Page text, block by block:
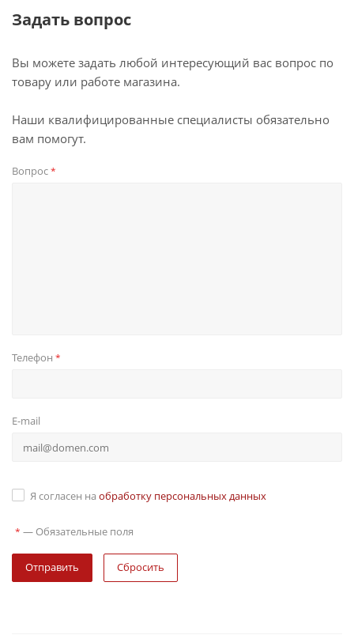
Задать вопрос
Вы можете задать любой интересующий вас вопрос по
товару или работе магазина.
Наши квалифицированные специалисты обязательно
вам помогут.
Вопрос*
Телефон *
E-mail
Я согласен на обработку персональных данных
* — Обязательные поля
Сбросить